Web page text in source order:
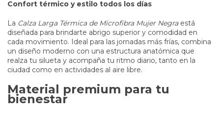
Confort térmico y estilo todos los días
La Calza Larga Térmica de Microfibra Mujer Negraestá
diseñada para brindarte abrigo superior y comodidad en
cada movimiento. Ideal para las jornadas más frías, combina
un diseño moderno con una estructura anatómica que
realza tu silueta y acompaña tu ritmo diario, tanto en la
ciudad como en actividades al aire libre.
Material premium para tu
bienestar